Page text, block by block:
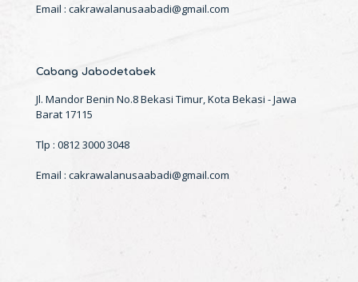
Email : cakrawalanusaabadi@gmail.com
Cabang Jabodetabek
Jl. Mandor Benin No.8 Bekasi Timur, Kota Bekasi - Jawa
Barat 17115
Tlp : 0812 3000 3048
Email : cakrawalanusaabadi@gmail.com